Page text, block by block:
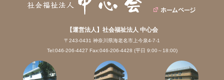
【運営法人】社会福祉法人 中心会
〒243-0431 神奈川県海老名市上今泉4-7-1
Tel:046-206-4427 Fax:046-206-4428 (平日 9:00～18:00)